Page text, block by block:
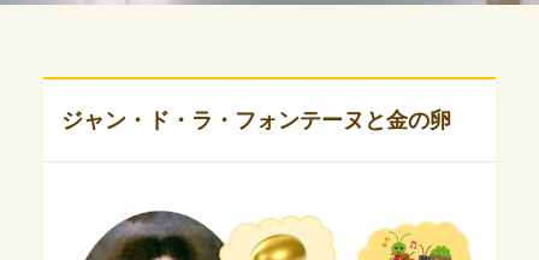
ジャン・ド・ラ・フォンテーヌと金の卵